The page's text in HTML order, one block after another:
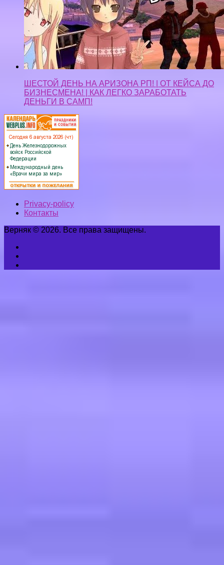
ШЕСТОЙ ДЕНЬ НА АРИЗОНА РП! | ОТ КЕЙСА ДО
БИЗНЕСМЕНА! | КАК ЛЕГКО ЗАРАБОТАТЬ
ДЕНЬГИ В САМП!
Privacy-policy
Контакты
Верняк © 2026. Все права защищены.